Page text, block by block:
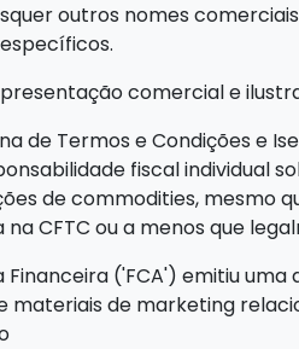
outros nomes
comercial e
de Termos e Condições e
fiscal individual
de commodities, mesmo
CFTC ou a menos que
('FCA') emitiu
materiais de marketing